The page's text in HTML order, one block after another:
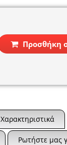
Προσθήκη
Χαρακτηριστικά
Ρωτήστε μας